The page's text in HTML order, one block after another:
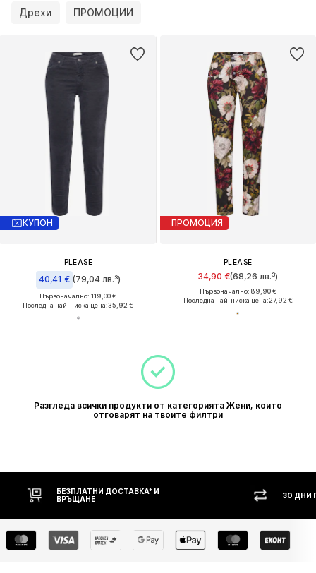
Дрехи ПРОМОЦИИ
КУПОН
PLEASE
40,41 € (79,04 лв.³)
Първоначално: 119,00 €
Последна най-ниска цена:35,92 €
ПРОМОЦИЯ
PLEASE
34,90 €(68,26 лв.³)
Първоначално: 89,90 €
Последна най-ниска цена:27,92 €
Разгледа всички продукти от категорията Жени, които
отговарят на твоите филтри
БЕЗПЛАТНИ ДОСТАВКА* И
ВРЪЩАНЕ
30 ДНИ